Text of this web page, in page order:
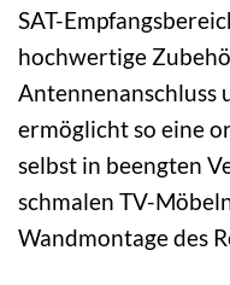
SAT-
hochwertige
Antennenanschluss
ermöglicht so eine
selbst in beengten
schmalen TV-
Wandmontage des